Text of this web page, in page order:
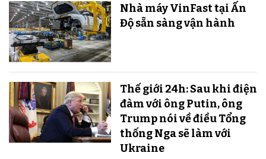
Nhà máy VinFast tại Ấn
Độ sẵn sàng v​​​​​​​ận hành
Thế giới 24h: Sau khi điện
đàm với ông Putin, ông
Trump nói về điều Tổng
thống Nga sẽ làm với
Ukraine